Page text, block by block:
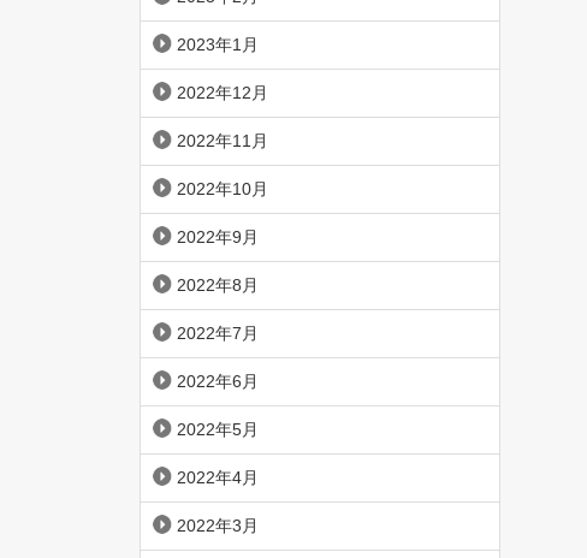
2023年1月
2022年12月
2022年11月
2022年10月
2022年9月
2022年8月
2022年7月
2022年6月
2022年5月
2022年4月
2022年3月